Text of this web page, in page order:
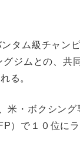
タム級チャン
ジムとの、共
る。
・ボクシン
で１０位に